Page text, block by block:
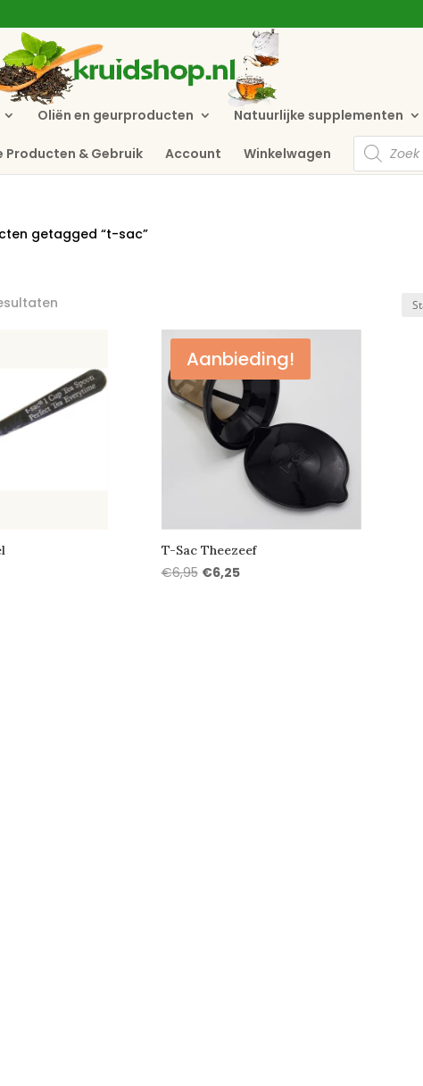
Oliën en geurproducten Natuurlijke supplementen
& Gebruik Account Winkelwagen
Producten
zoeken
getagged “t-sac”
Aanbieding!
T-Sac Theezeef
€6,95 Oorspronkelijke
€6,25Huidige